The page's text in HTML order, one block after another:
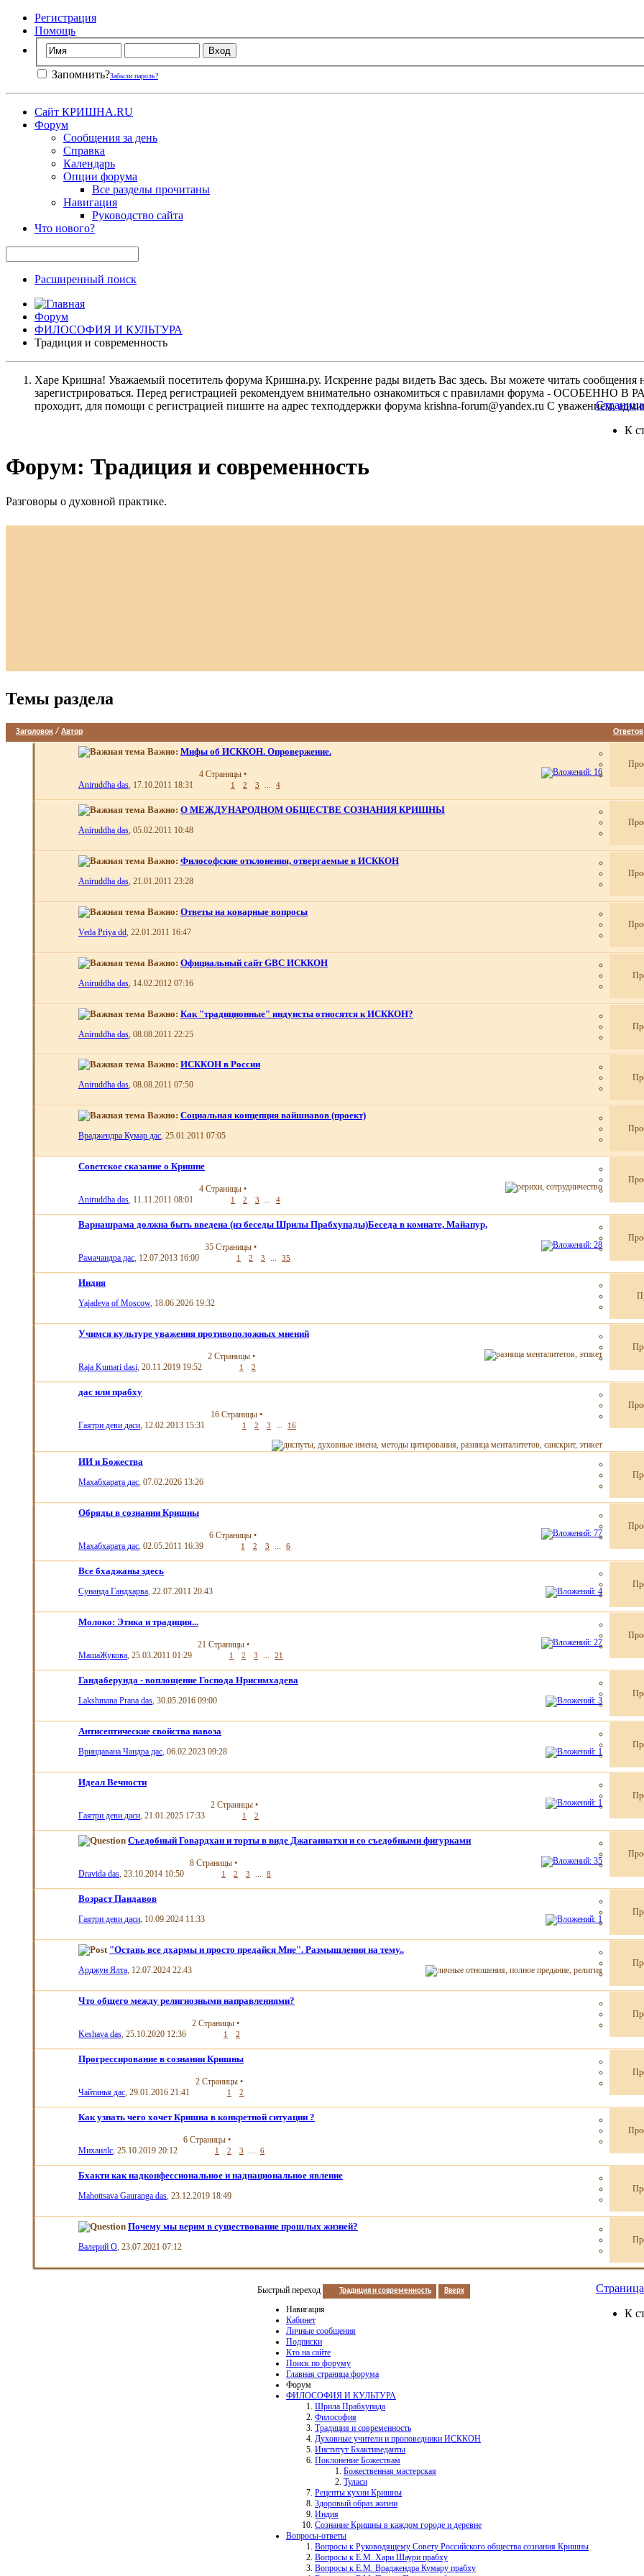
Регистрация
Помощь
Запомнить?Забыли пароль?
Сайт КРИШНА.RU
Форум
Сообщения за день
Справка
Календарь
Опции форума
Все разделы прочитаны
Навигация
Руководство сайта
Что нового?
Расширенный поиск
Форум
ФИЛОСОФИЯ И КУЛЬТУРА
Традиция и современность
Харе Кришна! Уважаемый посетитель форума Кришна.ру. Искренне рады видеть Вас здесь. Вы можете читать сообщения
зарегистрироваться. Перед регистрацией рекомендуем внимательно ознакомиться с правилами форума -
проходит, для помощи с регистрацией пишите на адрес техподдержки форума krishna-forum@yandex.ru С уважением,
К
Форум: Традиция и современность
Разговоры о духовной практике.
Темы раздела
Заголовок / Автор Ответов
Важно: Мифы об ИСККОН. Опровержение.
Aniruddha das , 17.10.2011 18:31
4 Страницы •
1 2 3 4
Важно: О МЕЖДУНАРОДНОМ ОБЩЕСТВЕ СОЗНАНИЯ КРИШНЫ
Aniruddha das , 05.02.2011 10:48
Важно: Философские отклонения, отвергаемые в ИСККОН
Aniruddha das , 21.01.2011 23:28
Важно: Ответы на коварные вопросы
Veda Priya dd , 22.01.2011 16:47
Важно: Официальный сайт GBC ИСККОН
Aniruddha das , 14.02.2012 07:16
Важно: Как "традиционные" индуисты относятся к ИСККОН?
Aniruddha das , 08.08.2011 22:25
Важно: ИСККОН в России
Aniruddha das, 08.08.2011 07:50
Важно: Социальная концепция вайшнавов (проект)
Враджендра Кумар дас, 25.01.2011 07:05
Советское сказание о Кришне
Aniruddha das, 11.11.2011 08:01
4 Страницы •
1 2 3 ... 4
Варнашрама должна быть введена (из беседы Шрилы Прабхупады)Беседа в комнате, Майапур,
Рамачандра дас, 12.07.2013 16:00
35 Страницы •
1 2 3 ... 35
Индия
Yajadeva of Moscow, 18.06.2026 19:32
Учимся культуре уважения противоположных мнений
Raja Kumari dasi, 20.11.2019 19:52
2 Страницы •
1 2
дас или прабху
Гаятри деви даси, 12.02.2013 15:31
16 Страницы •
1 2 3 ... 16
ИИ и Божества
Махабхарата дас, 07.02.2026 13:26
Обряды в сознании Кришны
Махабхарата дас, 02.05.2011 16:39
6 Страницы •
1 2 3 ... 6
Все бхаджаны здесь
Сунанда Гандхарва, 22.07.2011 20:43
Молоко: Этика и традиция...
МашаЖукова, 25.03.2011 01:29
21 Страницы •
1 2 3 ... 21
Гандаберунда - воплощение Господа Нрисимхадева
Lakshmana Prana das, 30.05.2016 09:00
Антисептические свойства навоза
Вриндавана Чандра дас, 06.02.2023 09:28
Идеал Вечности
Гаятри деви даси, 21.01.2025 17:33
2 Страницы •
1 2
Съедобный Говардхан и торты в виде Джаганнатхи и со съедобными фигурками
Dravida das, 23.10.2014 10:50
8 Страницы •
1 2 3 ... 8
Возраст Пандавов
Гаятри деви даси, 10.09.2024 11:33
"Оставь все дхармы и просто предайся Мне". Размышления на тему..
Арджун Ялта, 12.07.2024 22:43
Что общего между религиозными направлениями?
Keshava das, 25.10.2020 12:36
2 Страницы •
1 2
Прогрессирование в сознании Кришны
Чайтанья дас, 29.01.2016 21:41
2 Страницы •
1 2
Как узнать чего хочет Кришна в конкретной ситуации ?
Михаилlc, 25.10.2019 20:12
6 Страницы •
1 2 3 ... 6
Бхакти как надконфессиональное и наднациональное явление
Mahottsava Gauranga das, 23.12.2019 18:49
Почему мы верим в существование прошлых жизней?
Валерий О, 23.07.2021 07:12
К
Быстрый переход Традиция и современность Вверх
Навигация
Кабинет
Личные сообщения
Подписки
Кто на сайте
Поиск по форуму
Главная страница форума
Форум
ФИЛОСОФИЯ И КУЛЬТУРА
Шрила Прабхупада
Философия
Традиция и современность
Духовные учители и проповедники ИСККОН
Институт Бхактиведанты
Поклонение Божествам
Божественная мастерская
Туласи
Рецепты кухни Кришны
Здоровый образ жизни
Индия
Сознание Кришны в каждом городе и деревне
Вопросы-ответы
Вопросы к Руководящему Совету Российского общества сознания Кришны
Вопросы к Е.М. Хари Шаури прабху
Вопросы к Е.М. Враджендра Кумару прабху